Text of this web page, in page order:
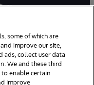
some of which are
improve our site,
ads, collect user data
We and these third
enable certain
improve